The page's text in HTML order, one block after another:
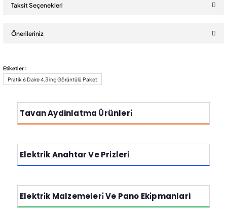
Taksit Seçenekleri
Önerileriniz
Bu ürünün fiyat bilgisi, resim, ürün açıklamalarında ve diğer
konularda yetersiz gördüğünüz noktaları öneri formunu kullanarak
tarafımıza iletebilirsiniz.
Ürün resmi kalitesiz, bozuk veya görüntülenemiyor.
Etiketler :
Pratik 6 Daire 4.3 inç Görüntülü Paket
Tavan Aydinlatma Ürünleri̇
Elektri̇k Anahtar Ve Pri̇zleri̇
Elektri̇k Malzemeleri̇ Ve Pano Eki̇pmanlari